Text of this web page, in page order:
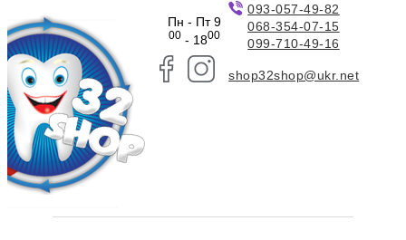
Пн - Пт 9
00- 1800
093-057-49-82
068-354-07-15
099-710-49-16
shop32shop@ukr.net